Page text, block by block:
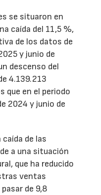
se situaron en
caída del 11,5 %,
de los datos de
y junio de
descenso del
4.139.213
que en el periodo
2024 y junio de
de las
a una situación
que ha reducido
ventas
de 9,8